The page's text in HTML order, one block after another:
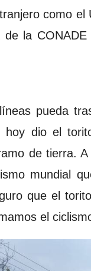
como
la
pueda
hoy dio el
de tierra.
mundial
que el
el